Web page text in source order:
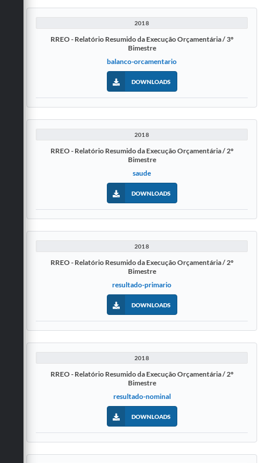
2018
RREO - Relatório Resumido da Execução Orçamentária / 3º
Bimestre
balanco-orcamentario
DOWNLOADS
2018
RREO - Relatório Resumido da Execução Orçamentária / 2º
Bimestre
saude
DOWNLOADS
2018
RREO - Relatório Resumido da Execução Orçamentária / 2º
Bimestre
resultado-primario
DOWNLOADS
2018
RREO - Relatório Resumido da Execução Orçamentária / 2º
Bimestre
resultado-nominal
DOWNLOADS